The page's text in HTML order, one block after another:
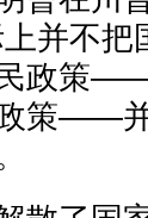
上并不
政策
策——